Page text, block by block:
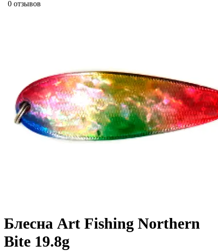
0 отзывов
Блесна Art Fishing Northern
Bite 19.8g